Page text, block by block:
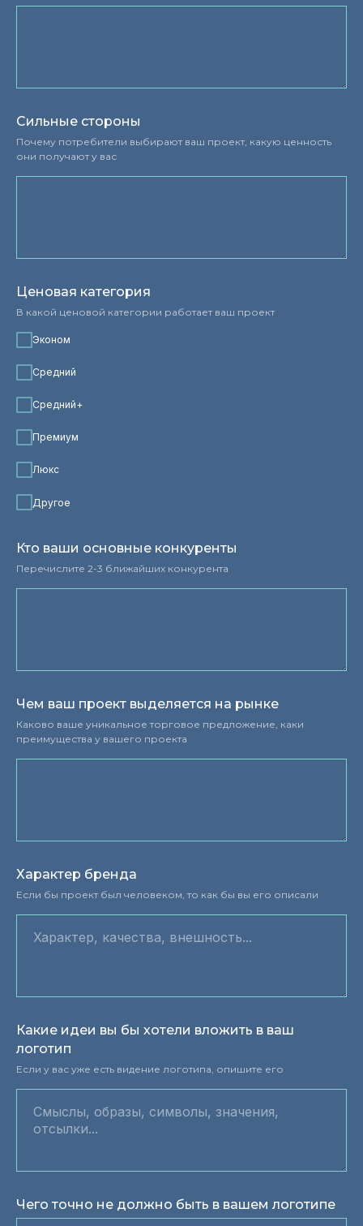
Сильные стороны
Почему потребители выбирают ваш проект, какую ценность
они получают у вас
Ценовая категория
В какой ценовой категории работает ваш проект
Эконом
Средний
Средний+
Премиум
Люкс
Другое
Кто ваши основные конкуренты
Перечислите 2-3 ближайших конкурента
Чем ваш проект выделяется на рынке
Каково ваше уникальное торговое предложение, каки
преимущества у вашего проекта
Характер бренда
Если бы проект был человеком, то как бы вы его описали
Какие идеи вы бы хотели вложить в ваш
логотип
Если у вас уже есть видение логотипа, опишите его
Чего точно не должно быть в вашем логотипе